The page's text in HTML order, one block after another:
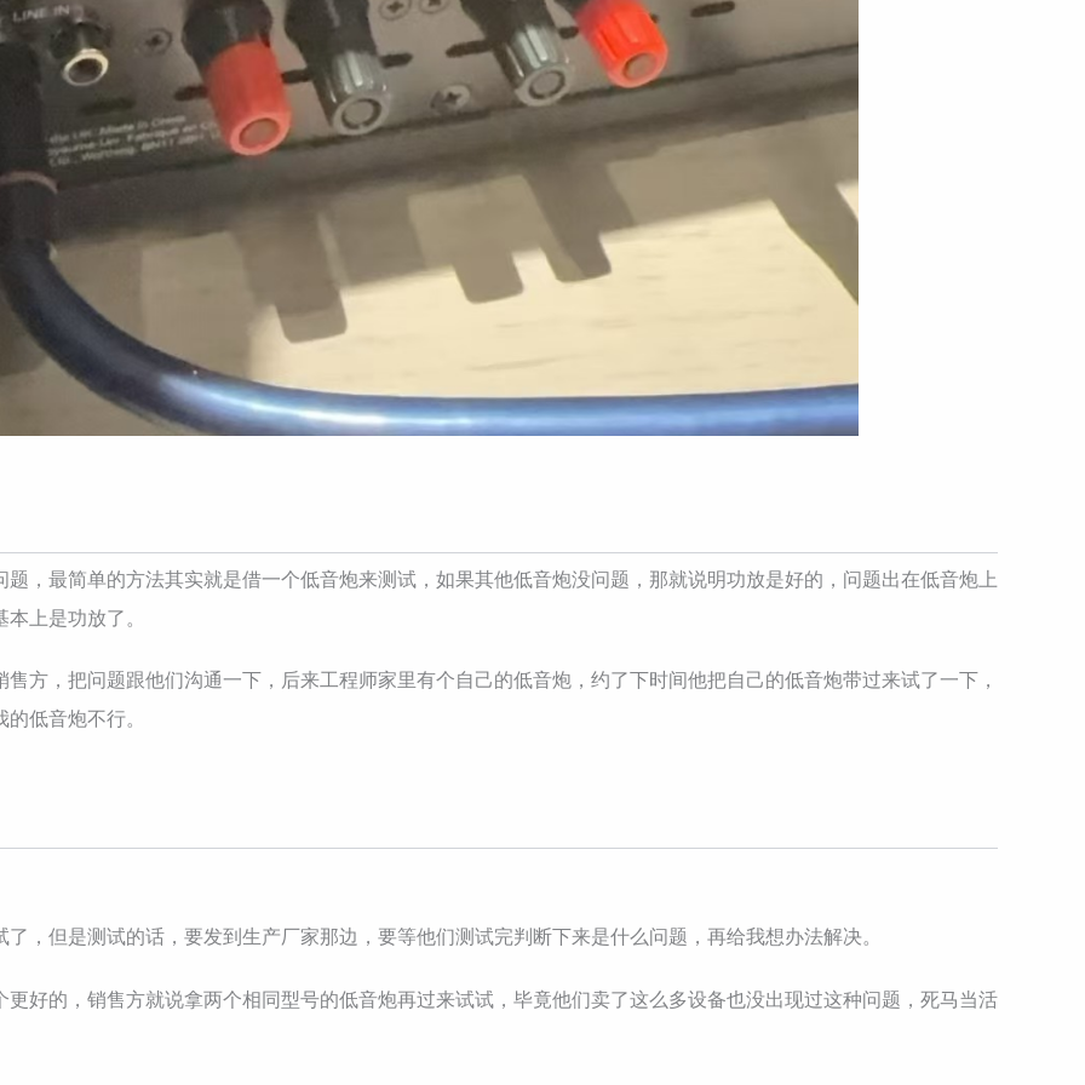
，最简单的方法其实就是借一个低音炮来测试，如果其他低音炮没问题，那就说明功放是好的，问题出在低音炮上
上是功放了。
方，把问题跟他们沟通一下，后来工程师家里有个自己的低音炮，约了下时间他把自己的低音炮带过来试了一下，
低音炮不行。
，但是测试的话，要发到生产厂家那边，要等他们测试完判断下来是什么问题，再给我想办法解决。
好的，销售方就说拿两个相同型号的低音炮再过来试试，毕竟他们卖了这么多设备也没出现过这种问题，死马当活